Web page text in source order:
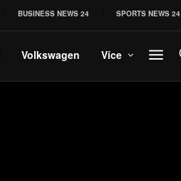
BUSINESS NEWS 24 SPORTS NEWS 24
Volkswagen Více